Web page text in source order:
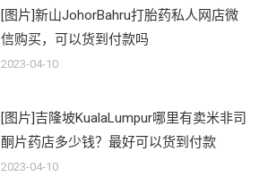
[图片]新山JohorBahru打胎药私人网店微
信购买，可以货到付款吗
2023-04-10
[图片]吉隆坡KualaLumpur哪里有卖米非司
酮片药店多少钱？最好可以货到付款
2023-04-10